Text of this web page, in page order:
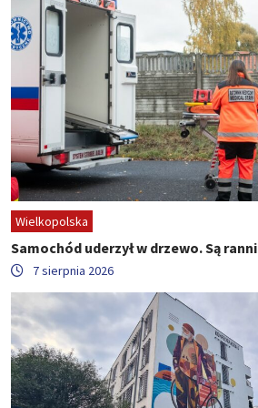
Wielkopolska
Samochód uderzył w drzewo. Są ranni
7 sierpnia 2026